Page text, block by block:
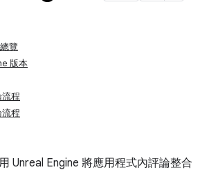
覽
版本
程
程
Unreal Engine 將應用程式內評論整合